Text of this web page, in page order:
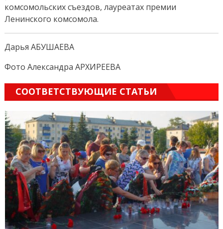
комсомольских съездов, лауреатах премии
Ленинского комсомола.
Дарья АБУШАЕВА
Фото Александра АРХИРЕЕВА
СООТВЕТСТВУЮЩИЕ СТАТЬИ